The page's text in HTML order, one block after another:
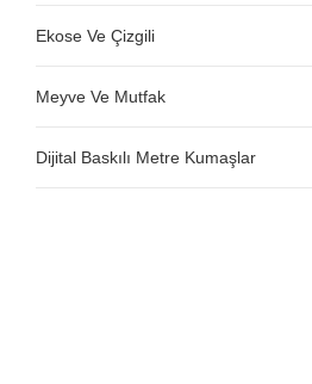
Ekose Ve Çizgili
Meyve Ve Mutfak
Dijital Baskılı Metre Kumaşlar